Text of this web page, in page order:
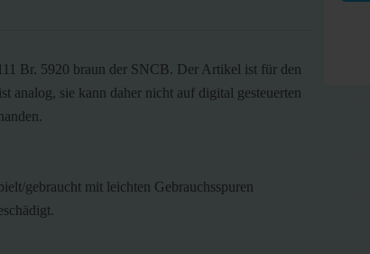
Br. 5920 braun der SNCB. Der Artikel ist für den
analog, sie kann daher nicht auf digital gesteuerten
gebraucht mit leichten Gebrauchsspuren